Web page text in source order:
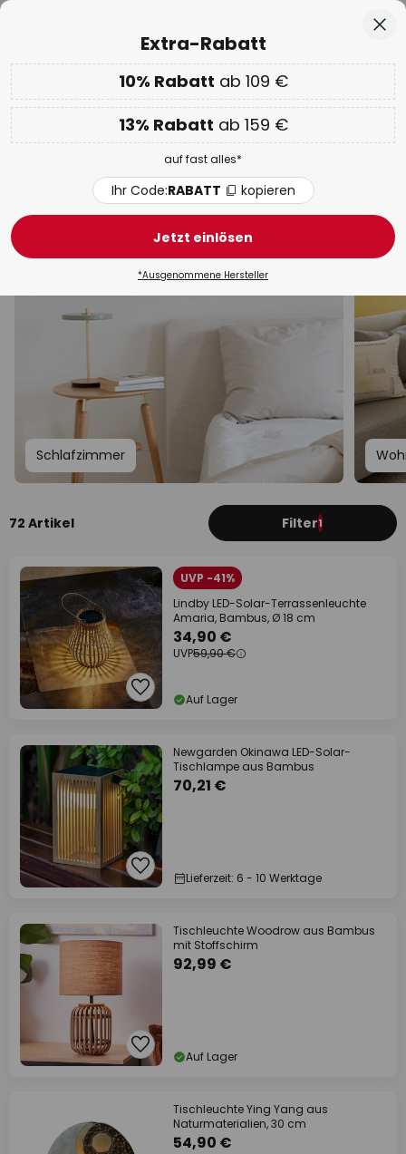
EXTRA 10% ab 109 € & 13% ab 159 € auf fast alles
Code:RABATT kopieren
WOW Week:Bis zu -70%
Tischlampen Bambus
Schreibtisch Mit Schirm Akku LED
Schlafzimmer
72 Artikel Filter1
UVP -41%
Lindby LED-Solar-Terrassenleuchte
Amaria, Bambus, Ø 18 cm
34,90 €
UVP59,90 €
Auf Lager
Newgarden Okinawa LED-Solar-
Tischlampe aus Bambus
70,21 €
Lieferzeit: 6 - 10 Werktage
Tischleuchte Woodrow aus Bambus
mit Stoffschirm
92,99 €
Auf Lager
Tischleuchte Ying Yang aus
Naturmaterialien, 30 cm
54,90 €
Extra-Rabatt
10% Rabatt ab 109 €
13% Rabatt ab 159 €
auf fast alles*
Ihr Code:RABATT kopieren
Jetzt einlösen
*Ausgenommene Hersteller